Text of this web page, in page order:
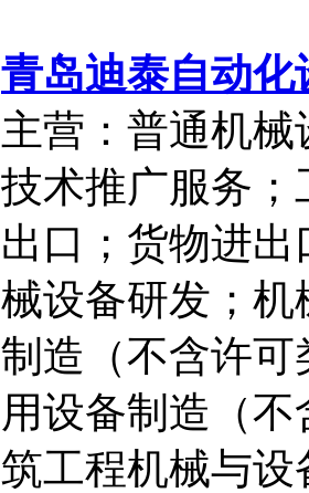
青岛迪泰自动
主营：普通机
技术推广服务
出口；货物进
械设备研发；
制造（不含许
用设备制造（
筑工程机械与